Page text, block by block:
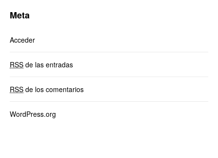
Meta
Acceder
RSS de las entradas
RSS de los comentarios
WordPress.org